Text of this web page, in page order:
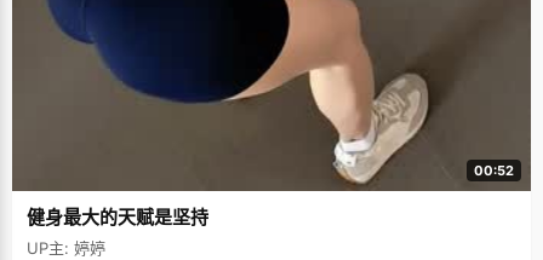
00:52
健身最大的天赋是坚持
UP主: 婷婷